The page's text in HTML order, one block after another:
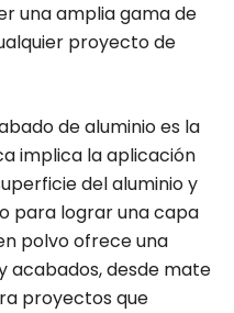
una amplia gama de
proyecto de
de aluminio es la
implica la aplicación
del aluminio y
para lograr una capa
polvo ofrece una
acabados, desde mate
proyectos que